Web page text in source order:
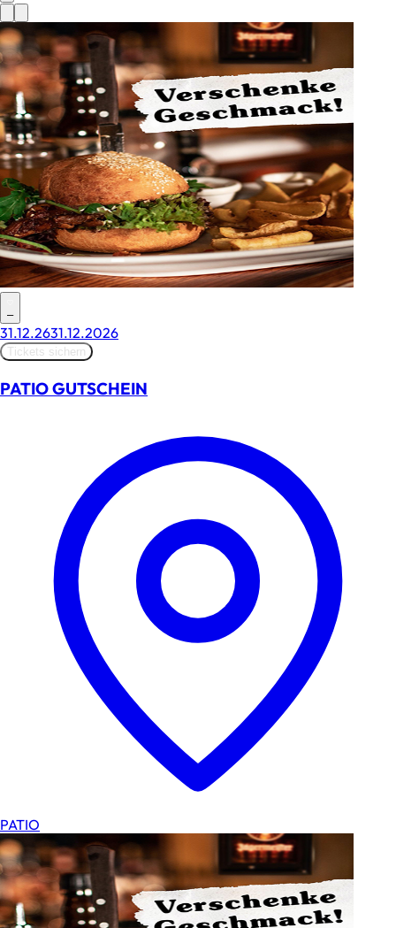
–
31.12.2631.12.2026
Tickets sichern
PATIO GUTSCHEIN
PATIO